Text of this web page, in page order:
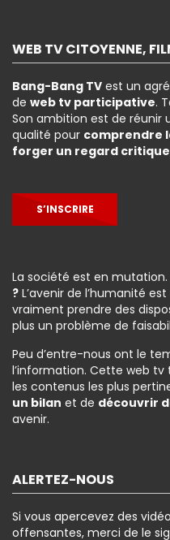
WEB TV CITOYENNE,
Bang-Bang TV est un
de web tv participative.
Son ambition est de réunir
qualité pour comprendre
forger un regard
S’INSCRIRE
La société est en mutation.
? L’avenir de l’humanité
vraiment prendre des
plus un problème de
Peu d’entre-nous ont le
l’information. Cette web
les contenus les plus
un bilan et de découvrir
avenir.
ALERTEZ-NOUS
Si vous apercevez des
offensantes, merci de le